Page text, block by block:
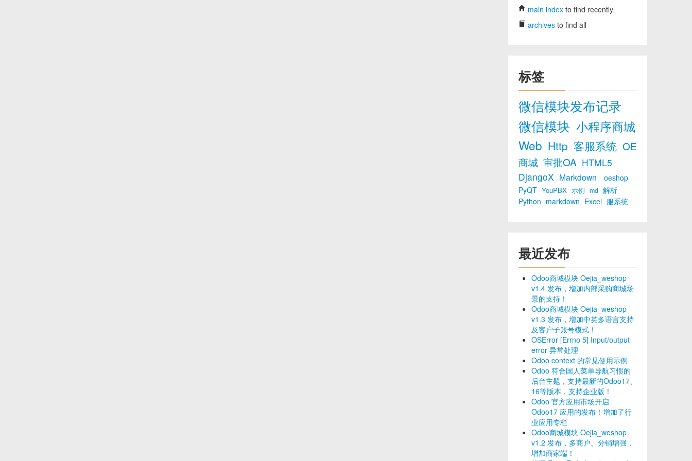
main index to find recently
archives to find all
标签
微信模块发布记录
微信模块 小程序商城
Web Http 客服系统 OE
商城 审批OA HTML5
DjangoX Markdown
oeshop
PyQT YouPBX 示例 md 解析
Python markdown Excel 服系统
最近发布
Odoo商城模块 Oejia_weshop
v1.4 发布，增加内部采购商城场
景的支持！
Odoo商城模块 Oejia_weshop
v1.3 发布，增加中英多语言支持
及客户子账号模式！
OSError [Errno 5] Input/output
error 异常处理
Odoo context 的常见使用示例
Odoo 符合国人菜单导航习惯的
后台主题，支持最新的Odoo17、
16等版本，支持企业版！
Odoo 官方应用市场开启
Odoo17 应用的发布！增加了行
业应用专栏
Odoo商城模块 Oejia_weshop
v1.2 发布，多商户、分销增强，
增加商家端！